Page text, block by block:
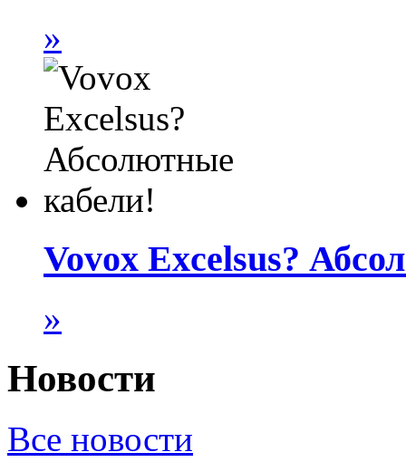
»
Vovox Excelsus?
»
Новости
Все новости